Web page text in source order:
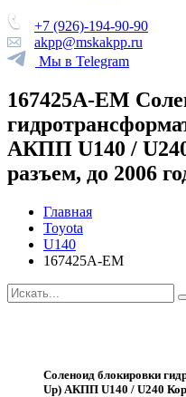
+7 (926)-194-90-90
akpp@mskakpp.ru
Мы в Telegram
167425A-EM
АКПП U140 /
разъем, до 2006
Главная
Toyota
U140
167425A-EM
Соленоид блокировки
Up) АКПП U140 / U240